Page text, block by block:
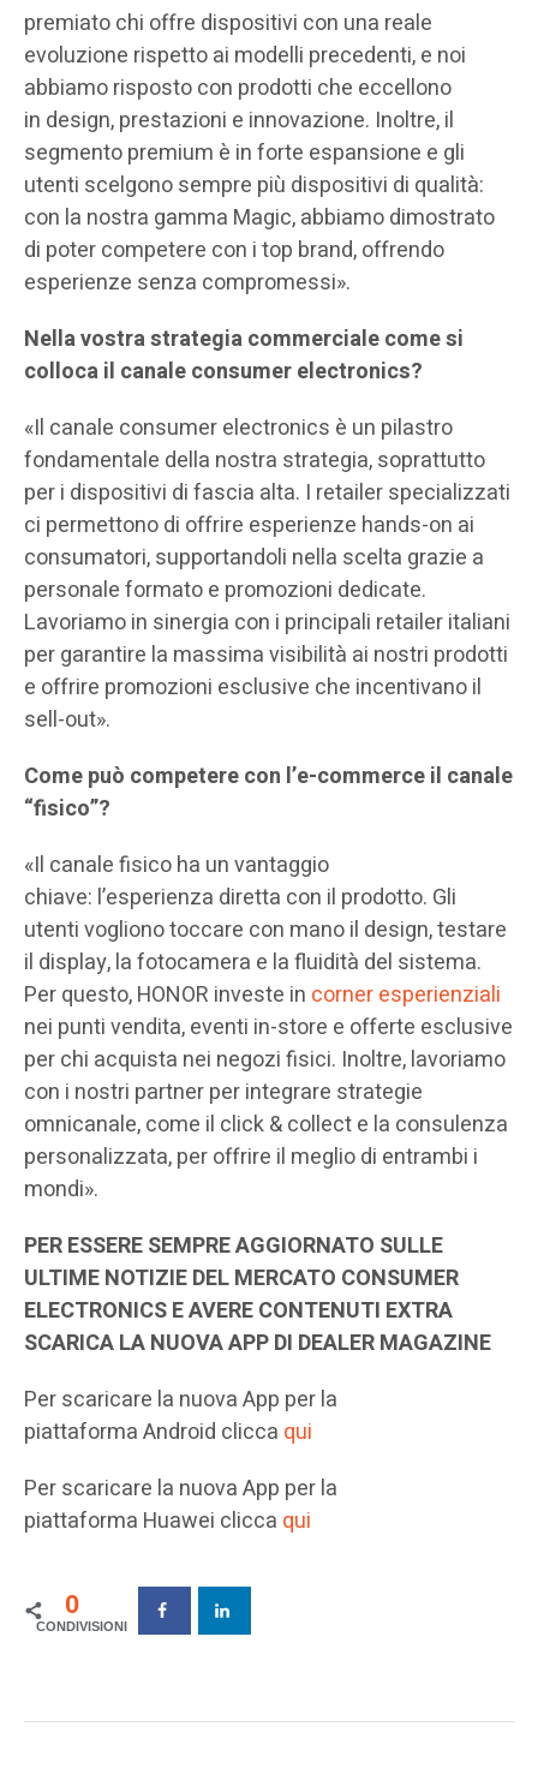
premiato chi offre dispositivi con una reale
evoluzione rispetto ai modelli precedenti, e noi
abbiamo risposto con prodotti che eccellono
in design, prestazioni e innovazione. Inoltre, il
segmento premium è in forte espansione e gli
utenti scelgono sempre più dispositivi di qualità:
con la nostra gamma Magic, abbiamo dimostrato
di poter competere con i top brand, offrendo
esperienze senza compromessi».
Nella vostra strategia commerciale come si
colloca il canale consumer electronics?
«Il canale consumer electronics è un pilastro
fondamentale della nostra strategia, soprattutto
per i dispositivi di fascia alta. I retailer specializzati
ci permettono di offrire esperienze hands-on ai
consumatori, supportandoli nella scelta grazie a
personale formato e promozioni dedicate.
Lavoriamo in sinergia con i principali retailer italiani
per garantire la massima visibilità ai nostri prodotti
e offrire promozioni esclusive che incentivano il
sell-out».
Come può competere con l’e-commerce il canale
“fisico”?
«Il canale fisico ha un vantaggio
chiave: l’esperienza diretta con il prodotto. Gli
utenti vogliono toccare con mano il design, testare
il display, la fotocamera e la fluidità del sistema.
Per questo, HONOR investe in corner esperienziali
nei punti vendita, eventi in-store e offerte esclusive
per chi acquista nei negozi fisici. Inoltre, lavoriamo
con i nostri partner per integrare strategie
omnicanale, come il click & collect e la consulenza
personalizzata, per offrire il meglio di entrambi i
mondi».
PER ESSERE SEMPRE AGGIORNATO SULLE
ULTIME NOTIZIE DEL MERCATO CONSUMER
ELECTRONICS E AVERE CONTENUTI EXTRA
SCARICA LA NUOVA APP DI DEALER MAGAZINE
Per scaricare la nuova App per la
piattaforma Android clicca qui
Per scaricare la nuova App per la
piattaforma Huawei clicca qui
0